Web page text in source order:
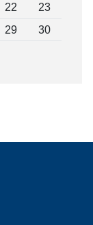
22
23
29
30